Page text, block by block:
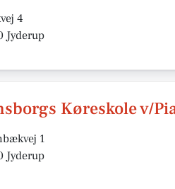
4
Jyderup
Køreskole v/
1
Jyderup